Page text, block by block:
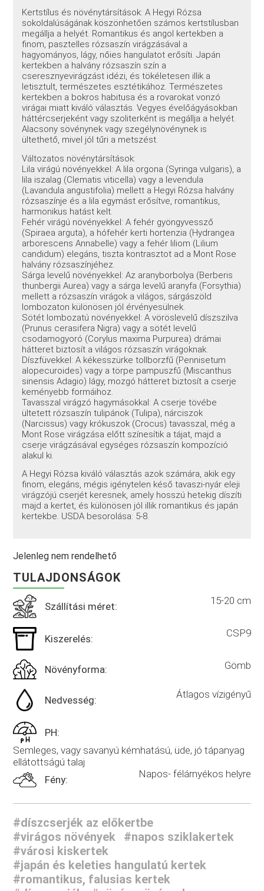
Kertstílus és növénytársítások: A Hegyi Rózsa
sokoldalúságának köszönhetően számos kertstílusban
megállja a helyét. Romantikus és angol kertekben a
finom, pasztelles rózsaszín virágzásával a
hagyományos, lágy, nőies hangulatot erősíti. Japán
kertekben a halvány rózsaszín szín a
cseresznyevirágzást idézi, és tökéletesen illik a
letisztult, természetes esztétikához. Természetes
kertekben a bokros habitusa és a rovarokat vonzó
virágai miatt kiváló választás. Vegyes évelőágyásokban
háttércserjeként vagy szoliterként is megállja a helyét.
Alacsony sövénynek vagy szegélynövénynek is
ültethető, mivel jól tűri a metszést.
Változatos növénytársítások:
Lila virágú növényekkel: A lila orgona (Syringa vulgaris), a
lila iszalag (Clematis viticella) vagy a levendula
(Lavandula angustifolia) mellett a Hegyi Rózsa halvány
rózsaszínje és a lila egymást erősítve, romantikus,
harmonikus hatást kelt.
Fehér virágú növényekkel: A fehér gyöngyvessző
(Spiraea arguta), a hófehér kerti hortenzia (Hydrangea
arborescens Annabelle) vagy a fehér liliom (Lilium
candidum) elegáns, tiszta kontrasztot ad a Mont Rose
halvány rózsaszínjéhez.
Sárga levelű növényekkel: Az aranyborbolya (Berberis
thunbergii Aurea) vagy a sárga levelű aranyfa (Forsythia)
mellett a rózsaszín virágok a világos, sárgászöld
lombozaton különösen jól érvényesülnek.
Sötét lombozatú növényekkel: A vöröslevelű díszszilva
(Prunus cerasifera Nigra) vagy a sötét levelű
csodamogyoró (Corylus maxima Purpurea) drámai
hátteret biztosít a világos rózsaszín virágoknak.
Díszfüvekkel: A kékesszürke tollborzfű (Pennisetum
alopecuroides) vagy a törpe pampuszfű (Miscanthus
sinensis Adagio) lágy, mozgó hátteret biztosít a cserje
keményebb formáihoz.
Tavasszal virágzó hagymásokkal: A cserje tövébe
ültetett rózsaszín tulipánok (Tulipa), nárciszok
(Narcissus) vagy krókuszok (Crocus) tavasszal, még a
Mont Rose virágzása előtt színesítik a tájat, majd a
cserje virágzásával egységes rózsaszín kompozíció
alakul ki.
A Hegyi Rózsa kiváló választás azok számára, akik egy
finom, elegáns, mégis igénytelen késő tavaszi-nyár eleji
virágzójú cserjét keresnek, amely hosszú hetekig díszíti
majd a kertet, és különösen jól illik romantikus és japán
kertekbe. USDA besorolása: 5-8.
Jelenleg nem rendelhető
TULAJDONSÁGOK
Szállítási méret: 15-20 cm
Kiszerelés: CSP9
Növényforma: Gömb
Nedvesség: Átlagos vízigényű
PH:
Semleges, vagy savanyú kémhatású, üde, jó tápanyag
ellátottságú talaj
Fény:
Napos- félárnyékos helyre
#díszcserjék az előkertbe
#virágos növények
#napos sziklakertek
#városi kiskertek
#japán és keleties hangulatú kertek
#romantikus, falusias kertek